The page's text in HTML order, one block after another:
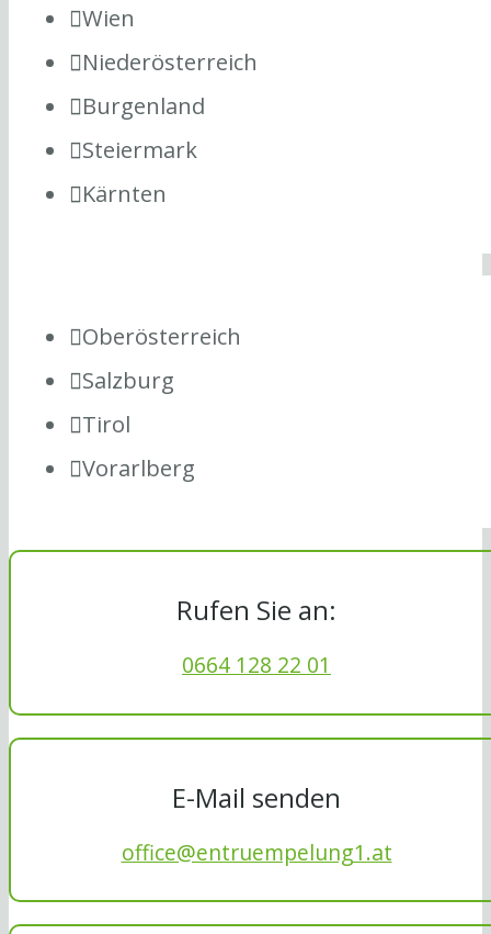
Wien
Niederösterreich
Burgenland
Steiermark
Kärnten
Oberösterreich
Salzburg
Tirol
Vorarlberg
Rufen Sie an:
0664 128 22 01
E-Mail senden
office@entruempelung1.at